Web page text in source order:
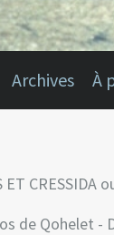
Archives À
ET CRESSIDA
de Qohelet -